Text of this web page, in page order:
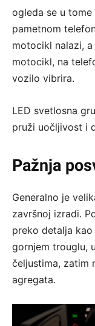
ogleda se u
pametnom
motocikl nalazi,
motocikl, na
vozilo vibrira.
LED svetlosna
pruži uočljivost i
Pažnja
Generalno je
završnoj izradi.
preko detalja
gornjem trouglu,
čeljustima, zatim
agregata.